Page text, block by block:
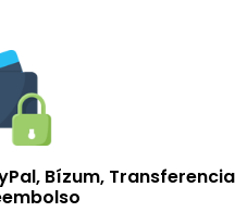
Bízum, Transferencia